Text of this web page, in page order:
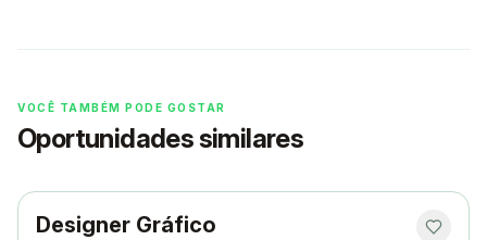
VOCÊ TAMBÉM PODE GOSTAR
Oportunidades similares
Designer Gráfico